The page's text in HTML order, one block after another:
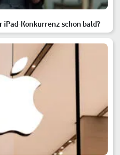
iPad-Konkurrenz schon bald?